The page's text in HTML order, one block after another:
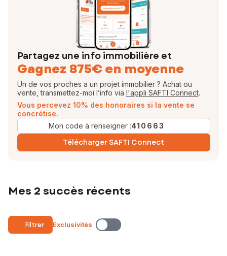
Partagez une info immobilière et
Gagnez 875€ en moyenne
Un de vos proches a un projet immobilier ? Achat ou
vente, transmettez-moi l’info via l'appli SAFTI Connect.
Vous percevez 10% des honoraires si la vente se
concrétise.
Mon code à renseigner :410663
Télécharger SAFTI Connect
Mes 2 succès récents
Filtrer Exclusivités